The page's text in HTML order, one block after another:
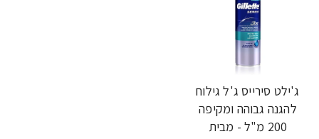
ג'ילט סירייס ג'ל גילוח
להגנה גבוהה ומקיפה
200 מ"ל - מבית